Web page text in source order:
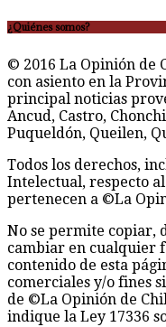
¿Quiénes somos?
© 2016 La Opinión de
con asiento en la
principal noticias
Ancud, Castro,
Puqueldón, Queilen,
Todos los derechos,
Intelectual, respecto
pertenecen a ©La
No se permite copiar,
cambiar en cualquier
contenido de esta
comerciales y/o fines
de ©La Opinión de
indique la Ley 17336